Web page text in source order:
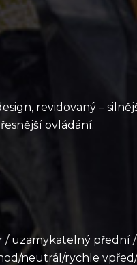
revidovaný –
ovládání.
/ uzamykatelný přední
neutrál/rychle